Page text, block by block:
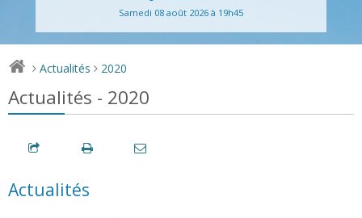
Samedi 08 août 2026 à 19h45
> Actualités > 2020
Actualités - 2020
Actualités